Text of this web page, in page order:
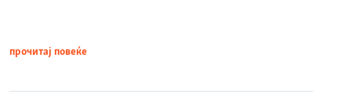
прочитај повеќе